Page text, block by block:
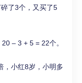
了3个，又买了5
– 3 + 5 = 22个。
，小红8岁，小明多